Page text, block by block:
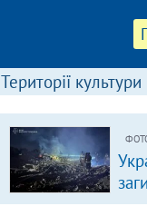
Території культури